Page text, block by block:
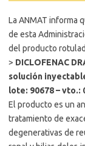
La ANMAT informa
de esta
del producto
> DICLOFENAC
solución
lote: 90678 – vto.:
El producto es un
tratamiento de
degenerativas de